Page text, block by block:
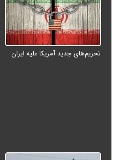
تحریم‌های جدید آمریکا علیه ایران